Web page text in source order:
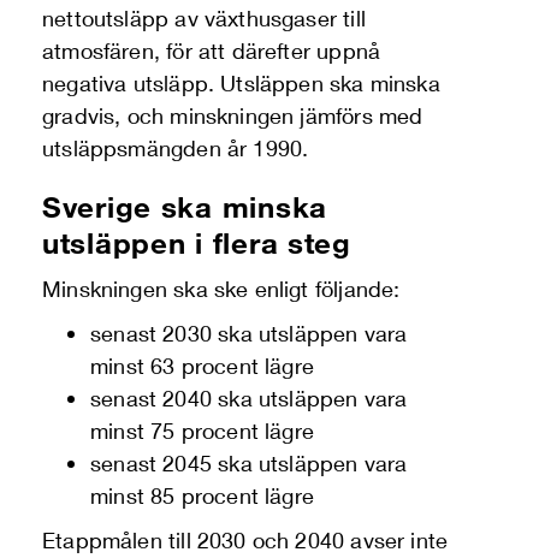
nettoutsläpp av växthusgaser till
atmosfären, för att därefter uppnå
negativa utsläpp. Utsläppen ska minska
gradvis, och minskningen jämförs med
utsläppsmängden år 1990.
Sverige ska minska
utsläppen i flera steg
Minskningen ska ske enligt följande:
senast 2030 ska utsläppen vara
minst 63 procent lägre
senast 2040 ska utsläppen vara
minst 75 procent lägre
senast 2045 ska utsläppen vara
minst 85 procent lägre
Etappmålen till 2030 och 2040 avser inte